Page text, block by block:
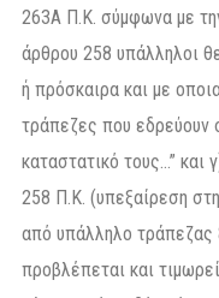
263Α Π.Κ. σύμφωνα με
άρθρου 258 υπάλληλοι
ή πρόσκαιρα και με
τράπεζες που εδρεύουν
καταστατικό τους…” και
258 Π.Κ. (υπεξαίρεση
από υπάλληλο τράπεζας
προβλέπεται και